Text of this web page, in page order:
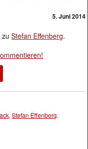
5. Juni 2014
zuStefan Effenberg.
,Stefan Effenberg,